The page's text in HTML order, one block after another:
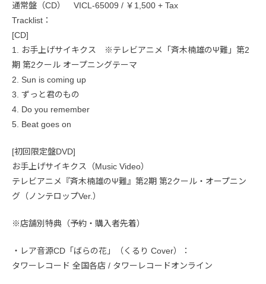
通常盤（CD） VICL-65009 / ￥1,500 + Tax
Tracklist：
[CD]
1. お手上げサイキクス ※テレビアニメ「斉木楠雄のΨ難」第2
期 第2クール オープニングテーマ
2. Sun is coming up
3. ずっと君のもの
4. Do you remember
5. Beat goes on
[初回限定盤DVD]
お手上げサイキクス（Music Video）
テレビアニメ『斉木楠雄のΨ難』第2期 第2クール・オープニン
グ（ノンテロップVer.）
※店舗別特典（予約・購入者先着）
・レア音源CD「ばらの花」（くるり Cover）：
タワーレコード 全国各店 / タワーレコードオンライン